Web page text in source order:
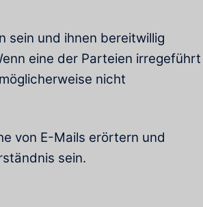
sein und ihnen bereitwillig
eine der Parteien irregeführt
nicht
von E-Mails erörtern und
sein.